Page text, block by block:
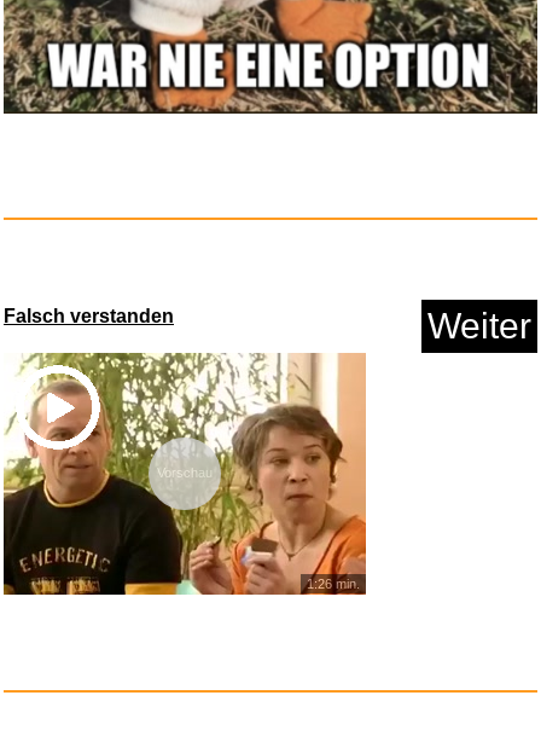
Falsch verstanden Weiter
Vorschau
1:26 min.